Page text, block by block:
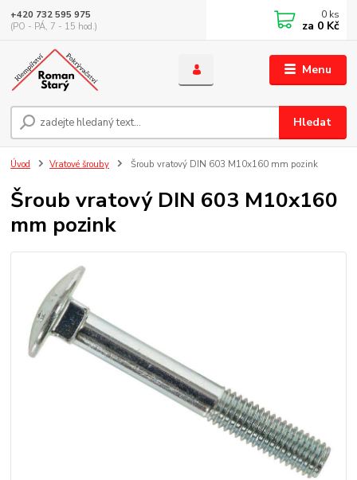
Menu
Hledat
+420 732 595 975
(PO - PÁ, 7 - 15 hod.)
0 ks
za 0 Kč
Úvod Vratové šrouby Šroub vratový DIN 603 M10x160 mm pozink
Šroub vratový DIN 603 M10x160
mm pozink